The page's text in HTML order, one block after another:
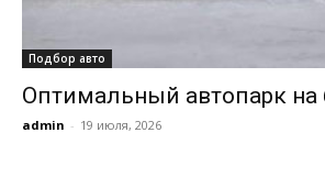
Подбор авто
Оптимальный автопарк на
admin - 19 июля, 2026